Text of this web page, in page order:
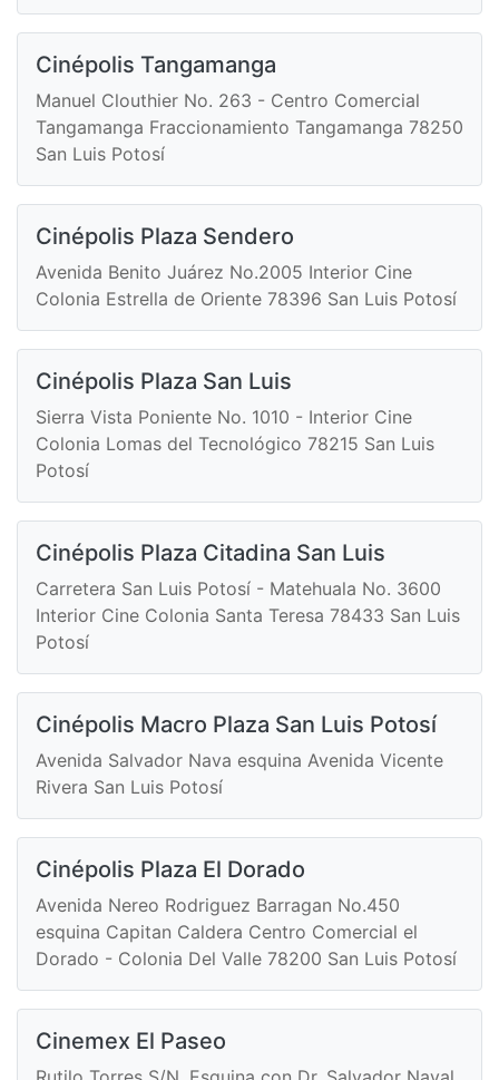
Cinépolis Tangamanga
Manuel Clouthier No. 263 - Centro Comercial
Tangamanga Fraccionamiento Tangamanga 78250
San Luis Potosí
Cinépolis Plaza Sendero
Avenida Benito Juárez No.2005 Interior Cine
Colonia Estrella de Oriente 78396 San Luis Potosí
Cinépolis Plaza San Luis
Sierra Vista Poniente No. 1010 - Interior Cine
Colonia Lomas del Tecnológico 78215 San Luis
Potosí
Cinépolis Plaza Citadina San Luis
Carretera San Luis Potosí - Matehuala No. 3600
Interior Cine Colonia Santa Teresa 78433 San Luis
Potosí
Cinépolis Macro Plaza San Luis Potosí
Avenida Salvador Nava esquina Avenida Vicente
Rivera San Luis Potosí
Cinépolis Plaza El Dorado
Avenida Nereo Rodriguez Barragan No.450
esquina Capitan Caldera Centro Comercial el
Dorado - Colonia Del Valle 78200 San Luis Potosí
Cinemex El Paseo